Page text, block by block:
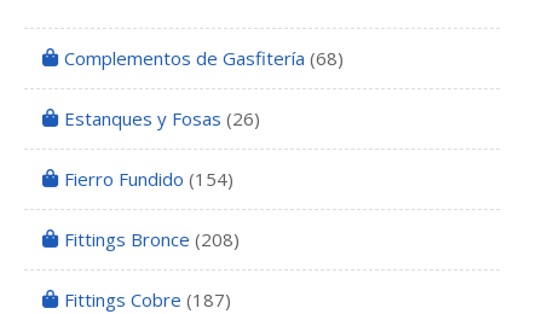
Complementos de Gasfitería (68)
Estanques y Fosas (26)
Fierro Fundido (154)
Fittings Bronce (208)
Fittings Cobre (187)